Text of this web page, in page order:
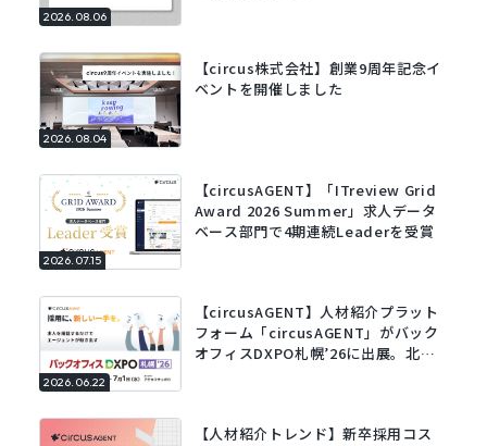
2026.08.06
2026.08.04
【circus株式会社】創業9周年記念イ
ベントを開催しました
2026.07.15
【circusAGENT】「ITreview Grid
Award 2026 Summer」求人データ
ベース部門で4期連続Leaderを受賞
2026.06.22
【circusAGENT】人材紹介プラット
フォーム「circusAGENT」がバック
オフィスDXPO札幌’26に出展。北海
【人材紹介トレンド】新卒採用コス